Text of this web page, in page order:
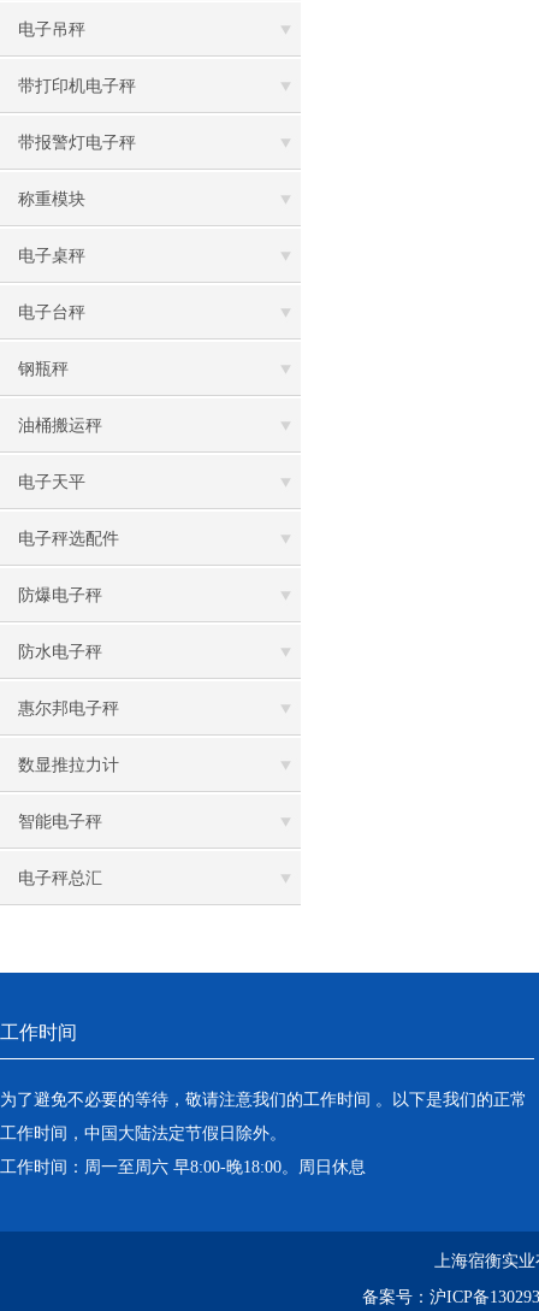
电子吊秤
带打印机电子秤
带报警灯电子秤
称重模块
电子桌秤
电子台秤
钢瓶秤
油桶搬运秤
电子天平
电子秤选配件
防爆电子秤
防水电子秤
惠尔邦电子秤
数显推拉力计
智能电子秤
电子秤总汇
工作时间
为了避免不必要的等待，敬请注意我们的工作时间 。以下是我们的正常
工作时间，中国大陆法定节假日除外。
工作时间：周一至周六 早8:00-晚18:00。周日休息
上海宿衡实
备案号： 沪ICP备